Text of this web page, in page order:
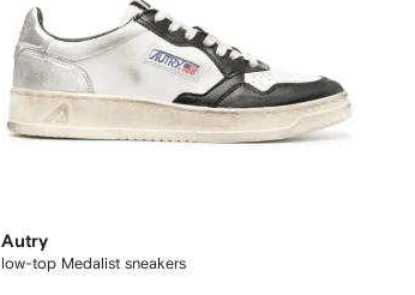
Autry
low-top Medalist sneakers